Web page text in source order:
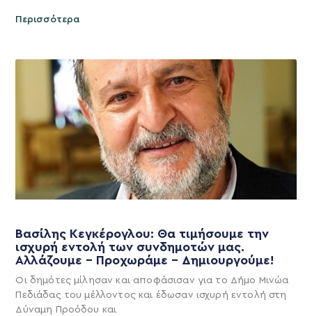
Περισσότερα
Βασίλης Κεγκέρογλου: Θα τιμήσουμε την
ισχυρή εντολή των συνδημοτών μας.
Αλλάζουμε – Προχωράμε – Δημιουργούμε!
Οι δημότες μίλησαν και αποφάσισαν για το Δήμο Μινώα
Πεδιάδας του μέλλοντος και έδωσαν ισχυρή εντολή στη
Δύναμη Προόδου και